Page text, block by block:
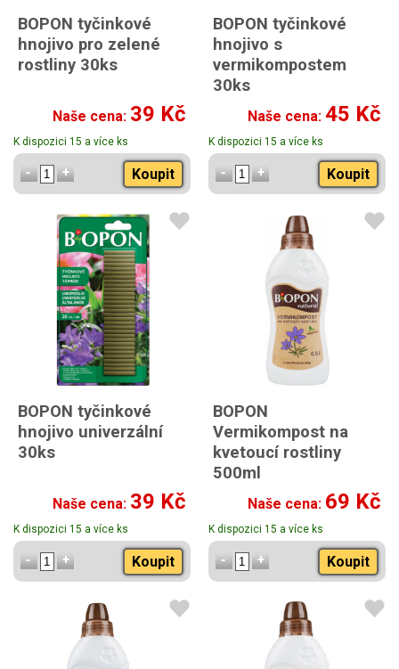
BOPON tyčinkové
hnojivo pro zelené
rostliny 30ks
Naše cena: 39 Kč
K dispozici 15 a více ks
Koupit
BOPON tyčinkové
hnojivo s
vermikompostem
30ks
Naše cena: 45 Kč
K dispozici 15 a více ks
Koupit
BOPON tyčinkové
hnojivo univerzální
30ks
Naše cena: 39 Kč
K dispozici 15 a více ks
Koupit
BOPON
Vermikompost na
kvetoucí rostliny
500ml
Naše cena: 69 Kč
K dispozici 15 a více ks
Koupit